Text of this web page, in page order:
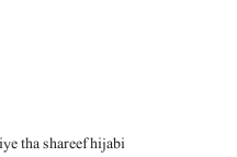
tha shareef hijabi